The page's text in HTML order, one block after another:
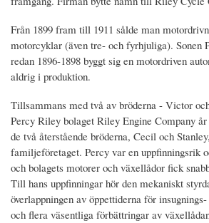
Från 1899 fram till 1911 sålde man
motorcyklar (även tre- och fyrhjuliga). Sonen
redan 1896-1898 byggt sig en motordriven
aldrig i produktion.
Tillsammans med två av bröderna - Victor
Percy Riley bolaget Riley Engine Company år
de två återstående bröderna, Cecil och
familjeföretaget. Percy var en uppfinningsrik
och bolagets motorer och växellådor fick
Till hans uppfinningar hör den mekaniskt
överlappningen av öppettiderna för
och flera väsentliga förbättringar av